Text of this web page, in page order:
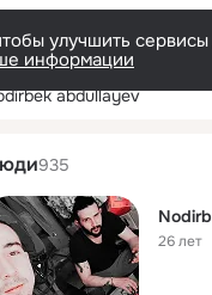
улучшить
информации
abdullayev
935
26 лет